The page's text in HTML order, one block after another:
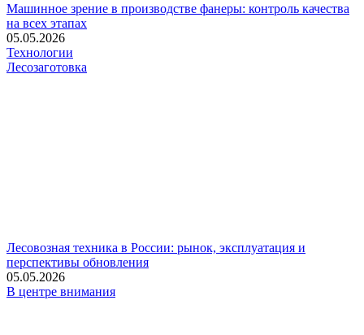
Машинное зрение в производстве фанеры: контроль качества
на всех этапах
05.05.2026
Технологии
Лесозаготовка
Лесовозная техника в России: рынок, эксплуатация и
перспективы обновления
05.05.2026
В центре внимания